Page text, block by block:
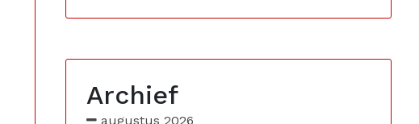
Archief
augustus 2026